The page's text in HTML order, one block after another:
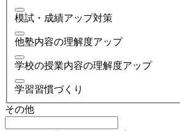
模試・成績アップ対策
他塾内容の理解度アップ
学校の授業内容の理解度アップ
学習習慣づくり
その他